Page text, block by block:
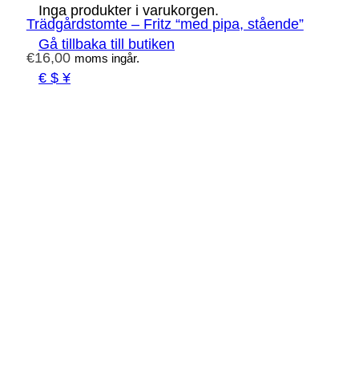
Inga produkter i varukorgen.
Gå tillbaka till butiken
€ $ ¥
Trädgårdstomte – Fritz “med pipa, stående”
€16,00 moms ingår.